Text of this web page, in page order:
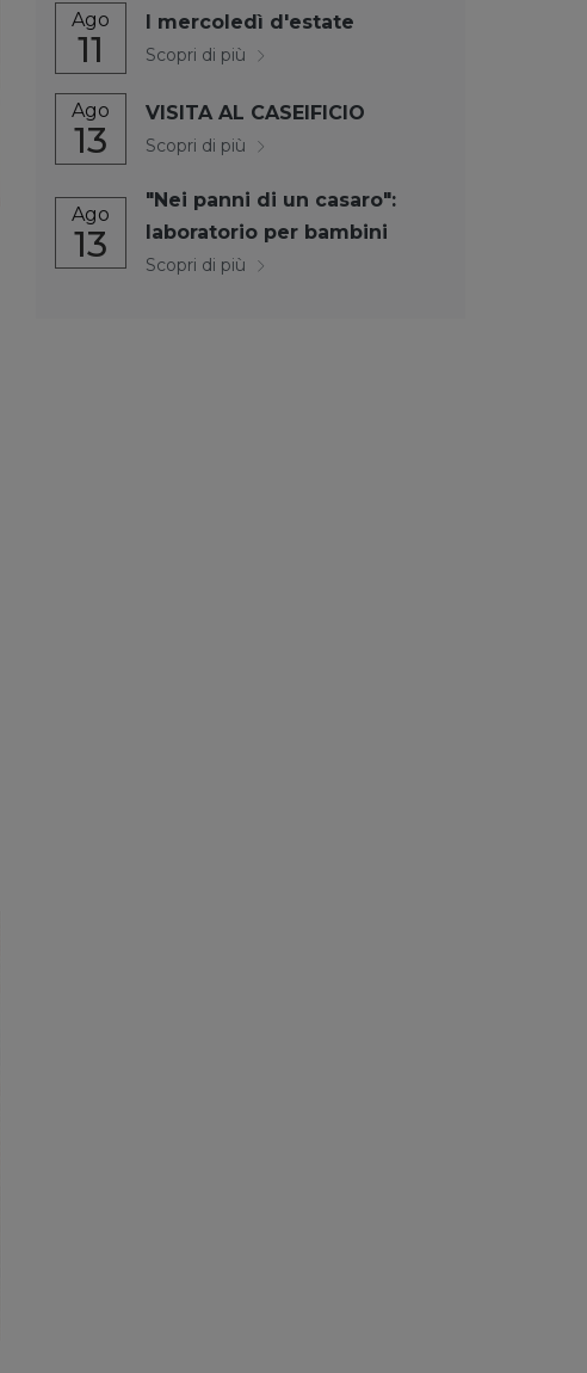
Ago
11
I mercoledì d'estate
Scopri di più
Ago
13
VISITA AL CASEIFICIO
Scopri di più
Ago
13
"Nei panni di un casaro":
laboratorio per bambini
Scopri di più